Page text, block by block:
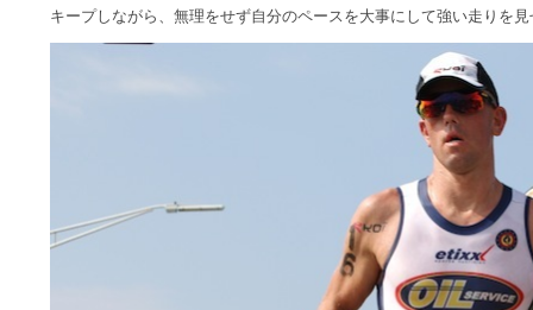
キープしながら、無理をせず自分のペースを大事にして強い走りを